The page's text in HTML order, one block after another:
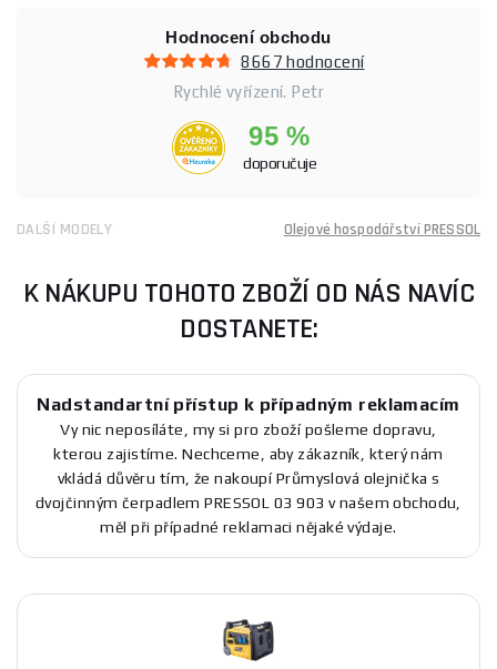
Hodnocení obchodu
8667 hodnocení
Rychlé vyřízení. Petr
95 %
doporučuje
DALŠÍ MODELY Olejové hospodářství PRESSOL
K NÁKUPU TOHOTO ZBOŽÍ OD NÁS NAVÍC
DOSTANETE:
Nadstandartní přístup k případným reklamacím
Vy nic neposíláte, my si pro zboží pošleme dopravu,
kterou zajistíme. Nechceme, aby zákazník, který nám
vkládá důvěru tím, že nakoupí Průmyslová olejnička s
dvojčinným čerpadlem PRESSOL 03 903 v našem obchodu,
měl při případné reklamaci nějaké výdaje.